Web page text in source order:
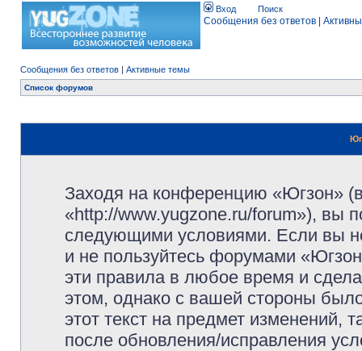
Вход Поиск
Сообщения без ответов
Сообщения без ответов | Активные темы
Список форумов
Заходя на конференцию «Югзон»
«http://www.yugzone.ru/forum»), вы
следующими условиями. Если вы
и не пользуйтесь форумами
эти правила в любое время и
этом, однако с вашей стороны
этот текст на предмет изменений,
после обновления/исправления